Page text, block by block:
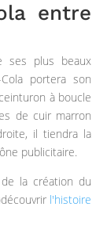
entre
ses plus beaux
portera son
à boucle
de cuir marron
il tiendra la
publicitaire.
la création du
l'histoire